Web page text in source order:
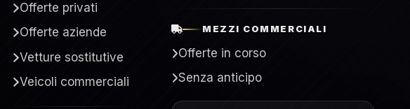
Offerte privati
Offerte aziende
Vetture sostitutive
Veicoli commerciali
MEZZI COMMERCIALI
Offerte in corso
Senza anticipo